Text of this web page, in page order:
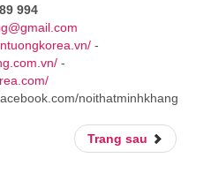
994
-
-
noithatminhkhang
Trang sau